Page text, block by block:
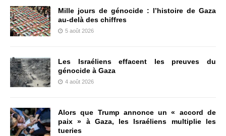
Mille jours de génocide : l’histoire de Gaza
au-delà des chiffres
5 août 2026
Les Israéliens effacent les preuves du
génocide à Gaza
4 août 2026
Alors que Trump annonce un « accord de
paix » à Gaza, les Israéliens multiplie les
tueries